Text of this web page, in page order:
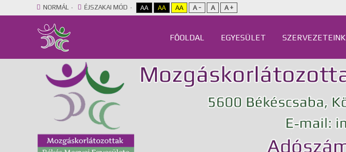
NORMÁL ÉJSZAKAI MÓD AA AA AA A - A A +
FŐOLDAL EGYESÜLET SZERVEZETEINK